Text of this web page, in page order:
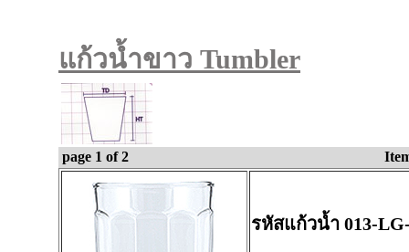
แก้วน้ำขาว Tumbler
page 1 of 2
รหัสแก้วน้ำ 013-